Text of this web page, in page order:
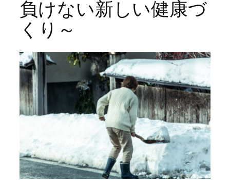
負けない新しい健康づ
くり～